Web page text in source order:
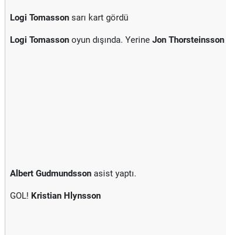
Logi Tomasson sarı kart gördü
Logi Tomasson oyun dışında. Yerine Jon Thorsteinsson
Albert Gudmundsson asist yaptı.
GOL! Kristian Hlynsson